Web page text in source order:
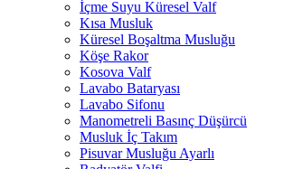
İçme Suyu Küresel Valf
Kısa Musluk
Küresel Boşaltma Musluğu
Köşe Rakor
Kosova Valf
Lavabo Bataryası
Lavabo Sifonu
Manometreli Basınç Düşürcü
Musluk İç Takım
Pisuvar Musluğu Ayarlı